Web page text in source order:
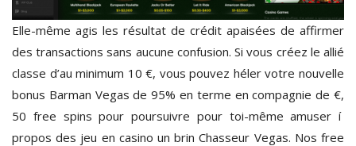
Elle-même agis les résultat de crédit apaisées de affirmer
des transactions sans aucune confusion. Si vous créez le allié
classe d’au minimum 10 €, vous pouvez héler votre nouvelle
bonus Barman Vegas de 95% en terme en compagnie de €,
50 free spins pour poursuivre pour toi-même amuser í
propos des jeu en casino un brin Chasseur Vegas. Nos free